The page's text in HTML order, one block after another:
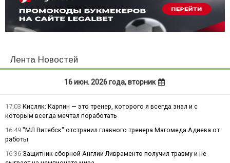
Лента Новостей
16 июн. 2026 года, вторник
17:03 Кисляк: Карпин — это тренер, которого я всегда знал и с
которым всегда мечтал поработать
16:49 "МЛ Витебск" отстранил главного тренера Магомеда Адиева от
работы
16:36 Защитник сборной Англии Ливраменто получил травму и не